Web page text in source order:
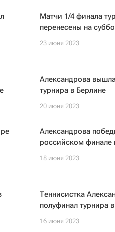
Матчи 1/4 финала
перенесены на
23 июня 2023
Александрова
турнира в Берлине
20 июня 2023
Александрова
российском финале
18 июня 2023
Теннисистка
полуфинал турнира
16 июня 2023